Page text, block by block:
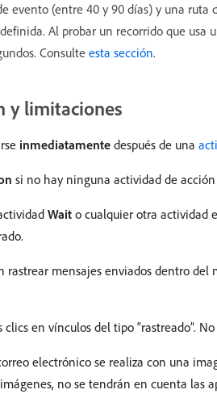
evento (entre 40 y 90 días) y una
Al probar un recorrido que usa
Consulte esta sección.
y limitaciones
inmediatamente después de una
si no hay ninguna actividad de
Wait o cualquier otra actividad
rastrear mensajes enviados dentro
en vínculos del tipo “rastreado”.
electrónico se realiza con una
no se tendrán en cuenta las